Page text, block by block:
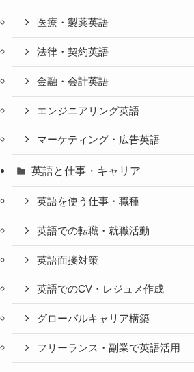
医療・製薬英語
法律・契約英語
金融・会計英語
エンジニアリング英語
マーケティング・広告英語
英語と仕事・キャリア
英語を使う仕事・職種
英語での転職・就職活動
英語面接対策
英語でのCV・レジュメ作成
グローバルキャリア構築
フリーランス・副業で英語活用